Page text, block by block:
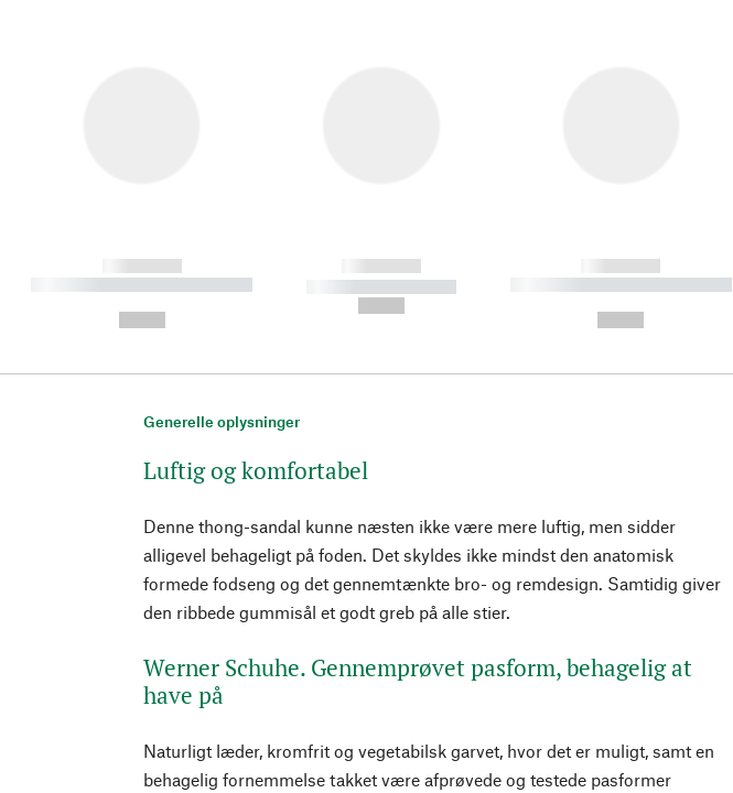
------------
----------- ----------- ----------
------------
----------- -----------
------------
----------- ----------- ----------
Generelle oplysninger
Luftig og komfortabel
Denne thong-sandal kunne næsten ikke være mere luftig, men sidder
alligevel behageligt på foden. Det skyldes ikke mindst den anatomisk
formede fodseng og det gennemtænkte bro- og remdesign. Samtidig giver
den ribbede gummisål et godt greb på alle stier.
Werner Schuhe. Gennemprøvet pasform, behagelig at
have på
Naturligt læder, kromfrit og vegetabilsk garvet, hvor det er muligt, samt en
behagelig fornemmelse takket være afprøvede og testede pasformer